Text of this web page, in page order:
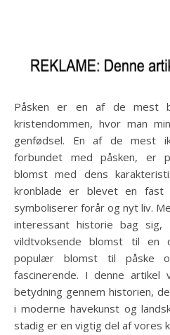
Påsken er en af de mest betydningsfulde højtider i
kristendommen, hvor man
genfødsel. En af de mest
forbundet med påsken, er
blomst med dens
kronblade er blevet en fast
symboliserer forår og nyt liv.
interessant historie bag
vildtvoksende blomst til en
populær blomst til påske
fascinerende. I denne artikel
betydning gennem historien,
i moderne havekunst og
stadig er en vigtig del af vores